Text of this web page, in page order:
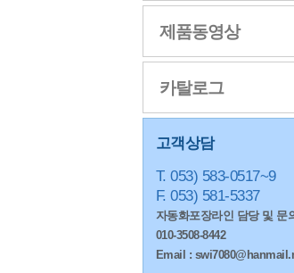
제품동영상
카탈로그
고객상담
T. 053) 583-0517~9
F. 053) 581-5337
자동화포장라인 담당 및 문
010-3508-8442
Email :